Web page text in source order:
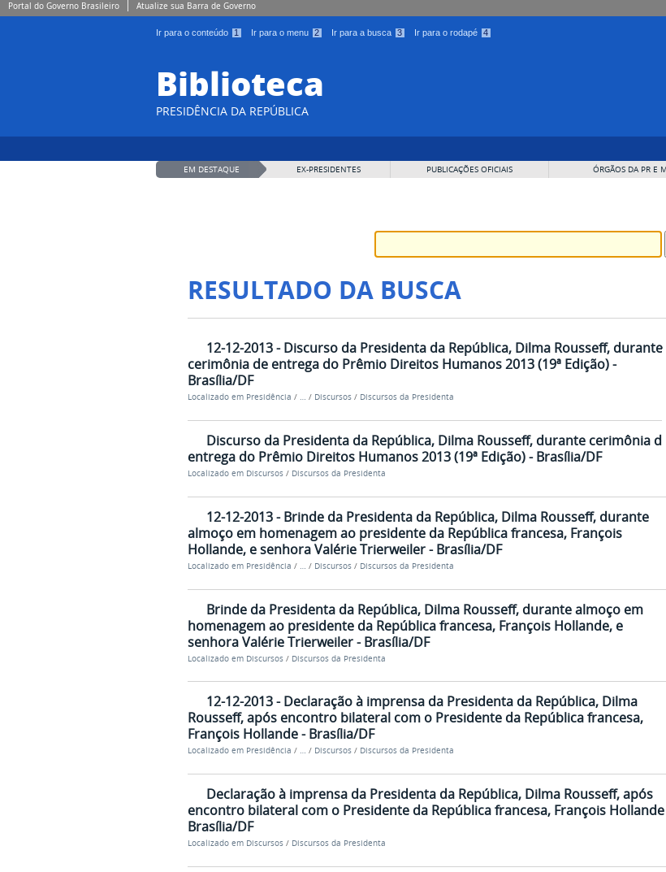
Portal do Governo Brasileiro Atualize sua Barra de Governo
Ir para o conteúdo 1 Ir para o menu 2 Ir para a busca 3 Ir para o rodapé 4
Biblioteca
PRESIDÊNCIA DA REPÚBLICA
EM DESTAQUE EX-PRESIDENTES PUBLICAÇÕES OFICIAIS ÓRGÃOS DA PR E
RESULTADO DA BUSCA
12-12-2013 - Discurso da Presidenta da República, Dilma Rousseff, durante
cerimônia de entrega do Prêmio Direitos Humanos 2013 (19ª Edição) -
Brasília/DF
Localizado em Presidência / … / Discursos / Discursos da Presidenta
Discurso da Presidenta da República, Dilma Rousseff, durante cerimônia de
entrega do Prêmio Direitos Humanos 2013 (19ª Edição) - Brasília/DF
Localizado em Discursos / Discursos da Presidenta
12-12-2013 - Brinde da Presidenta da República, Dilma Rousseff, durante
almoço em homenagem ao presidente da República francesa, François
Hollande, e senhora Valérie Trierweiler - Brasília/DF
Localizado em Presidência / … / Discursos / Discursos da Presidenta
Brinde da Presidenta da República, Dilma Rousseff, durante almoço em
homenagem ao presidente da República francesa, François Hollande, e
senhora Valérie Trierweiler - Brasília/DF
Localizado em Discursos / Discursos da Presidenta
12-12-2013 - Declaração à imprensa da Presidenta da República, Dilma
Rousseff, após encontro bilateral com o Presidente da República francesa,
François Hollande - Brasília/DF
Localizado em Presidência / … / Discursos / Discursos da Presidenta
Declaração à imprensa da Presidenta da República, Dilma Rousseff, após
encontro bilateral com o Presidente da República francesa, François
Brasília/DF
Localizado em Discursos / Discursos da Presidenta